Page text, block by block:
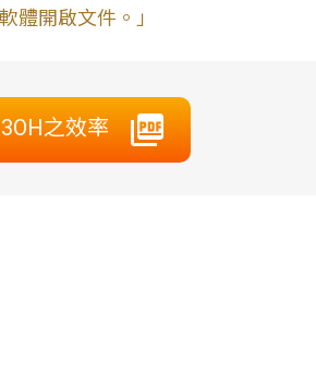
體開啟文件。」
之效率